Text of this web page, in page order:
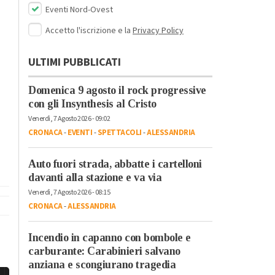
Eventi Nord-Ovest
Accetto l'iscrizione e la Privacy Policy
ULTIMI PUBBLICATI
Domenica 9 agosto il rock progressive
con gli Insynthesis al Cristo
Venerdì, 7 Agosto 2026 - 09:02
CRONACA-EVENTI-SPETTACOLI-ALESSANDRIA
Auto fuori strada, abbatte i cartelloni
davanti alla stazione e va via
Venerdì, 7 Agosto 2026 - 08:15
CRONACA-ALESSANDRIA
Incendio in capanno con bombole e
carburante: Carabinieri salvano
anziana e scongiurano tragedia